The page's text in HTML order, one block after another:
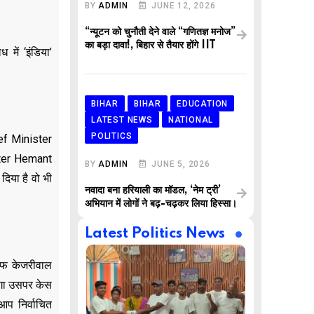
‘इंडिया’
Minister
Hemant
है वो भी
केजरीवाल
उसपर केस
निर्वाचित
BYADMIN JUNE 12, 2026
“न्यूटन को चुनौती देने वाले “गणितज्ञ मनोज”
का बड़ा दावा!, बिहार से तैयार होंगे IIT
BIHAR BIHAR
EDUCATION
LATEST NEWS
NATIONAL
POLITICS
BYADMIN JUNE 5, 2026
नवादा बना हरियाली का मॉडल, ‘नेम ट्री’
अभियान में लोगों ने बढ़-चढ़कर लिया हिस्सा।
Latest Politics News
,BUSINESS